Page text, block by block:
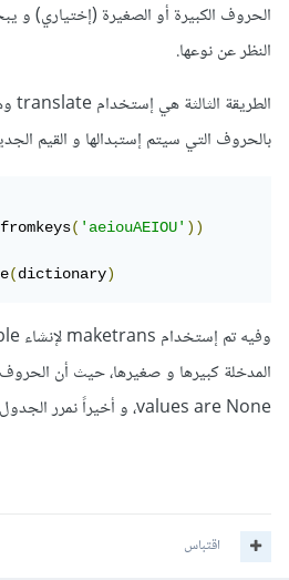
الحروف الكبيرة أو الصغيرة (إختياري)
النظر عن نوعها.
بالحروف التي سيتم إستبدالها و القيم
fromkeys('aeiouAEIOU'))
(dictionary)
المدخلة كبيرها و صغيرها، حيث أن
values are None، و أخيراً نمرر الجدول لدالة الترجمة.
اقتباس